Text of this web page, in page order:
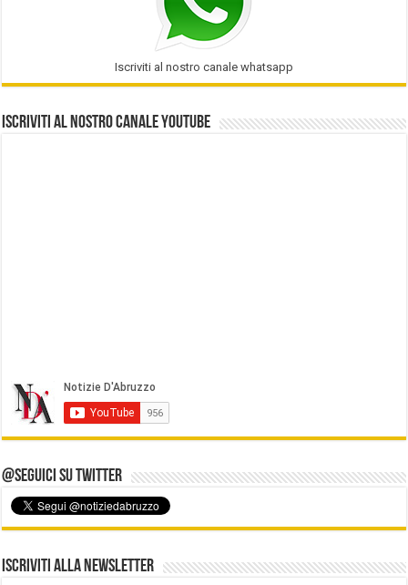
Iscriviti al nostro canale whatsapp
Iscriviti al nostro Canale Youtube
@Seguici su Twitter
Iscriviti alla Newsletter